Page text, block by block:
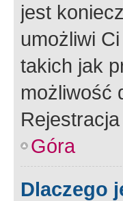
jest
umożliwi
takich jak
możliwość
Góra
Dlaczego